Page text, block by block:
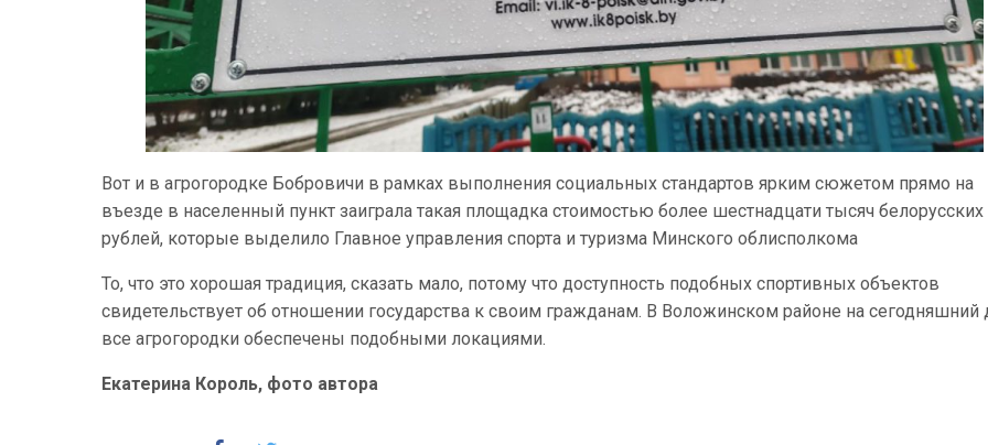
Вот и в агрогородке Бобровичи в рамках выполнения социальных стандартов ярким сюжетом прямо на
въезде в населенный пункт заиграла такая площадка стоимостью более шестнадцати тысяч белорусских
рублей, которые выделило Главное управления спорта и туризма Минского облисполкома
То, что это хорошая традиция, сказать мало, потому что доступность подобных спортивных объектов
свидетельствует об отношении государства к своим гражданам. В Воложинском районе на сегодняшний
все агрогородки обеспечены подобными локациями.
Екатерина Король, фото автора